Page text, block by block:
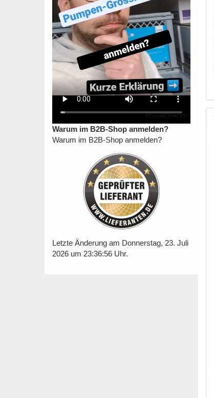
Warum im B2B-Shop anmelden?
Warum im B2B-Shop anmelden?
Letzte Änderung am Donnerstag, 23. Juli
2026 um 23:36:56 Uhr.